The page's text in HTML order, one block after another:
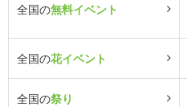
全国の無料イベント
全国の花イベント
全国の祭り